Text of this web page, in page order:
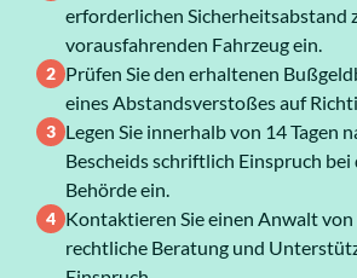
erforderlichen Sicherheitsabstand
vorausfahrenden Fahrzeug ein.
Prüfen Sie den erhaltenen
eines Abstandsverstoßes auf
Legen Sie innerhalb von 14 Tagen
Bescheids schriftlich Einspruch
Behörde ein.
Kontaktieren Sie einen Anwalt
rechtliche Beratung und